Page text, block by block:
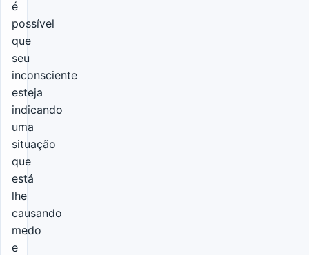
é
possível
que
seu
inconsciente
esteja
indicando
uma
situação
que
está
lhe
causando
medo
e